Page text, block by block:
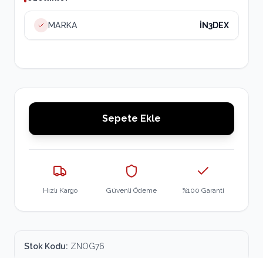
MARKA İN3DEX
Sepete Ekle
Hızlı Kargo Güvenli Ödeme %100 Garanti
Stok Kodu: ZNOG76